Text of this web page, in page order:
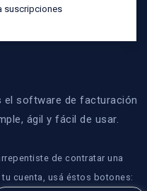
suscripciones
el software de facturación
ágil y fácil de usar.
de contratar una
cuenta, usá éstos botones: